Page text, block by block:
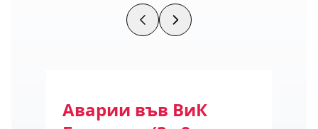
Аварии във ВиК